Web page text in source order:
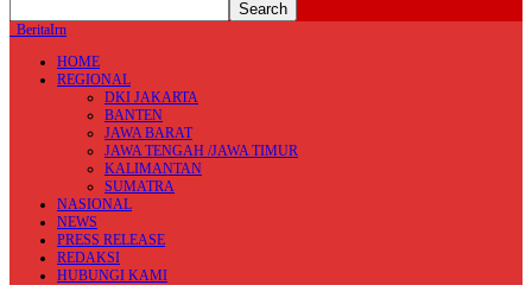
BeritaIrn
HOME
REGIONAL
DKI JAKARTA
BANTEN
JAWA BARAT
JAWA TENGAH /JAWA TIMUR
KALIMANTAN
SUMATRA
NASIONAL
NEWS
PRESS RELEASE
REDAKSI
HUBUNGI KAMI